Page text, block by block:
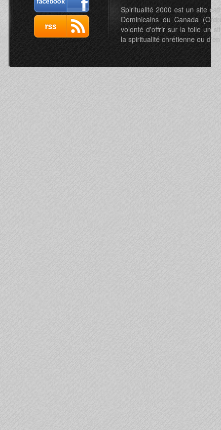
Spiritualité 2000 est un site
Dominicains du Canada
volonté d'offrir sur la toile un
la spiritualité chrétienne ou